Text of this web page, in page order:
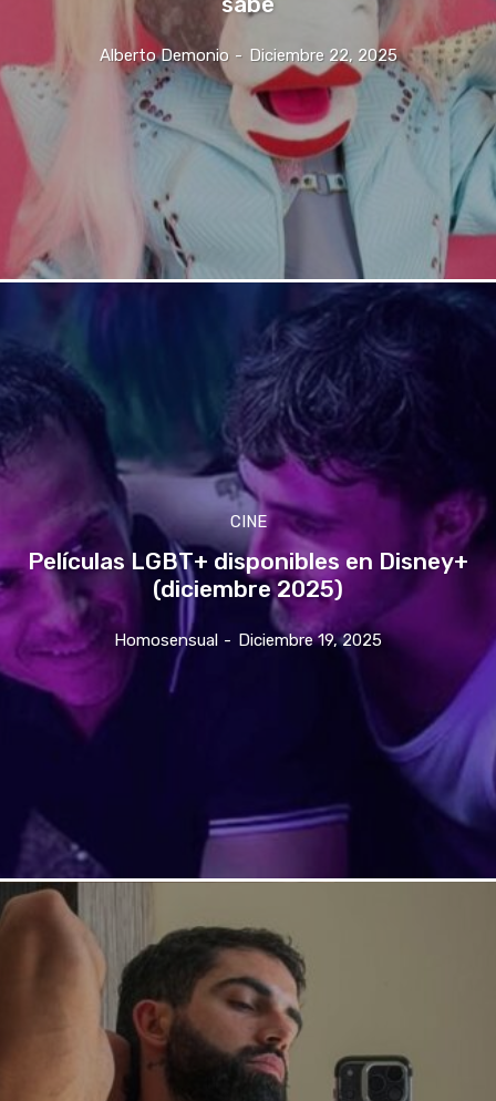
Alberto Demonio - Diciembre 22, 2025
CINE
Películas LGBT+ disponibles en Disney+
(diciembre 2025)
Homosensual - Diciembre 19, 2025